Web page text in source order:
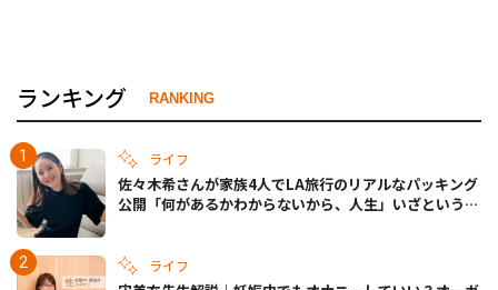
ランキング RANKING
ライフ
佐々木希さんが家族4人でLA旅行のリアルなパッキング
公開「何があるかわからないから、人生」いざというと
ライフ